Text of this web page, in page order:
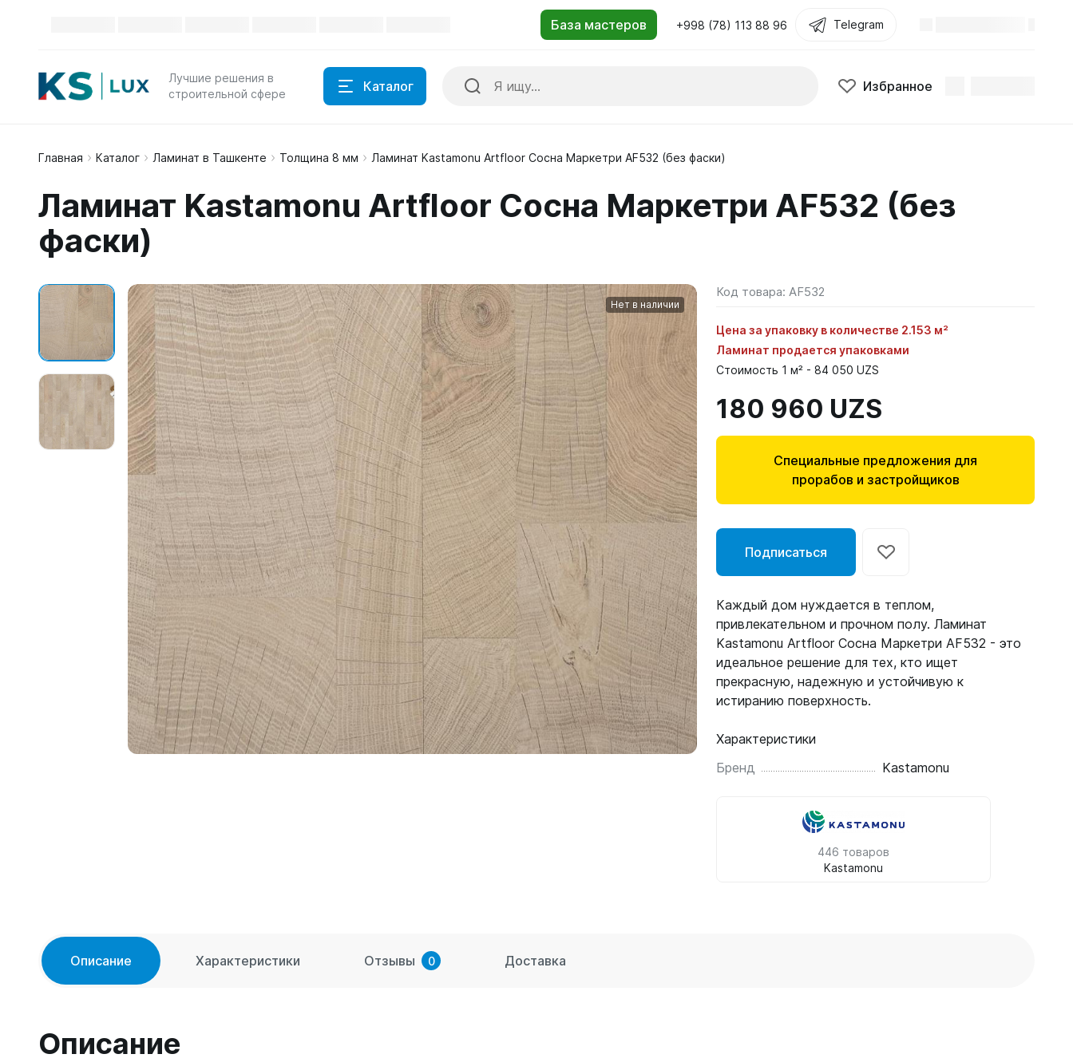
+998 (78) 113 88 96 Telegram
Лучшие решения в
строительной сфере
Каталог Избранное
Главная Каталог Ламинат в Ташкенте Толщина 8 мм Ламинат Kastamonu Artfloor Сосна Маркетри AF532 (без фаски)
Ламинат Kastamonu Artfloor Сосна Маркетри AF532 (без
фаски)
Нет в наличии
Код товара:AF532
Цена за упаковку в количестве 2.153 м²
Ламинат продается упаковками
Стоимость 1 м² - 84 050 UZS
180 960 UZS
Специальные предложения для
прорабов и застройщиков
Подписаться
Каждый дом нуждается в теплом,
привлекательном и прочном полу. Ламинат
Kastamonu Artfloor Сосна Маркетри AF532 - это
идеальное решение для тех, кто ищет
прекрасную, надежную и устойчивую к
истиранию поверхность.
Характеристики
Бренд
Kastamonu
446 товаров
Kastamonu
Описание Характеристики Отзывы 0 Доставка
Описание